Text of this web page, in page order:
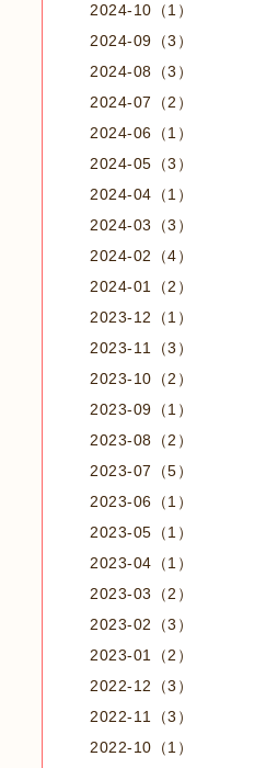
2024-10（1）
2024-09（3）
2024-08（3）
2024-07（2）
2024-06（1）
2024-05（3）
2024-04（1）
2024-03（3）
2024-02（4）
2024-01（2）
2023-12（1）
2023-11（3）
2023-10（2）
2023-09（1）
2023-08（2）
2023-07（5）
2023-06（1）
2023-05（1）
2023-04（1）
2023-03（2）
2023-02（3）
2023-01（2）
2022-12（3）
2022-11（3）
2022-10（1）